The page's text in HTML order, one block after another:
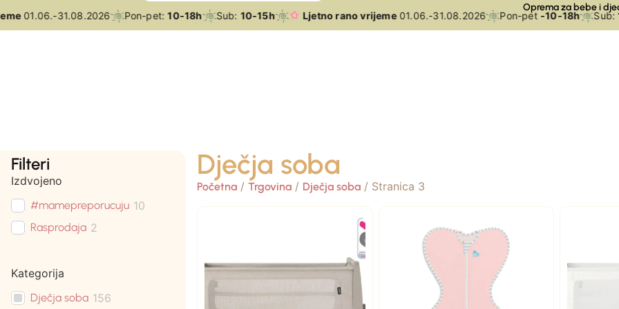
01.06.-31.08.2026 Pon-pet:10-18h Sub:10-15h Ljetno rano vrijeme01.06.-31.08.2026 Pon-pet-10-18h Sub:
Oprema za bebe i
Filteri
Izdvojeno
#mamepreporucuju 10
Rasprodaja 2
Kategorija
Dječja soba 156
Dječja soba
Početna/ Trgovina/ Dječja soba/ Stranica 3